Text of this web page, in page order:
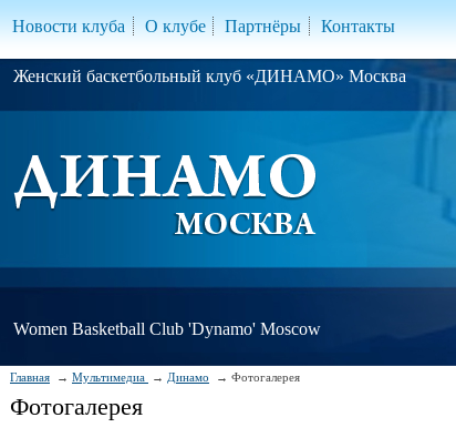
Новости клуба О клубе Партнёры Контакты
Женский баскетбольный клуб «ДИНАМО» Москва
Women Basketball Club 'Dynamo' Moscow
Главная Мультимедиа Динамо Фотогалерея
Фотогалерея